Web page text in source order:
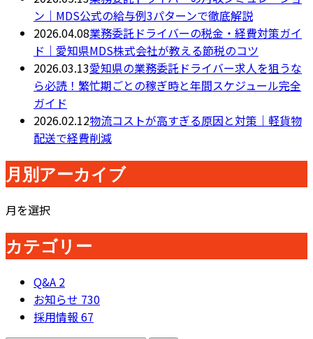
ン｜MDS公式の給与例3パターンで徹底解説
2026.04.08業務委託ドライバーの税金・経費対策ガイ
ド｜愛知県MDS株式会社が教える節税のコツ
2026.03.13愛知県の業務委託ドライバー求人を狙うな
ら必読！繁忙期ごとの稼ぎ時と年間スケジュール完全
ガイド
2026.02.12物流コストが高すぎる原因と対策｜軽貨物
配送で経費削減
月別アーカイブ
月を選択
カテゴリー
Q&A 2
お知らせ 730
採用情報 67